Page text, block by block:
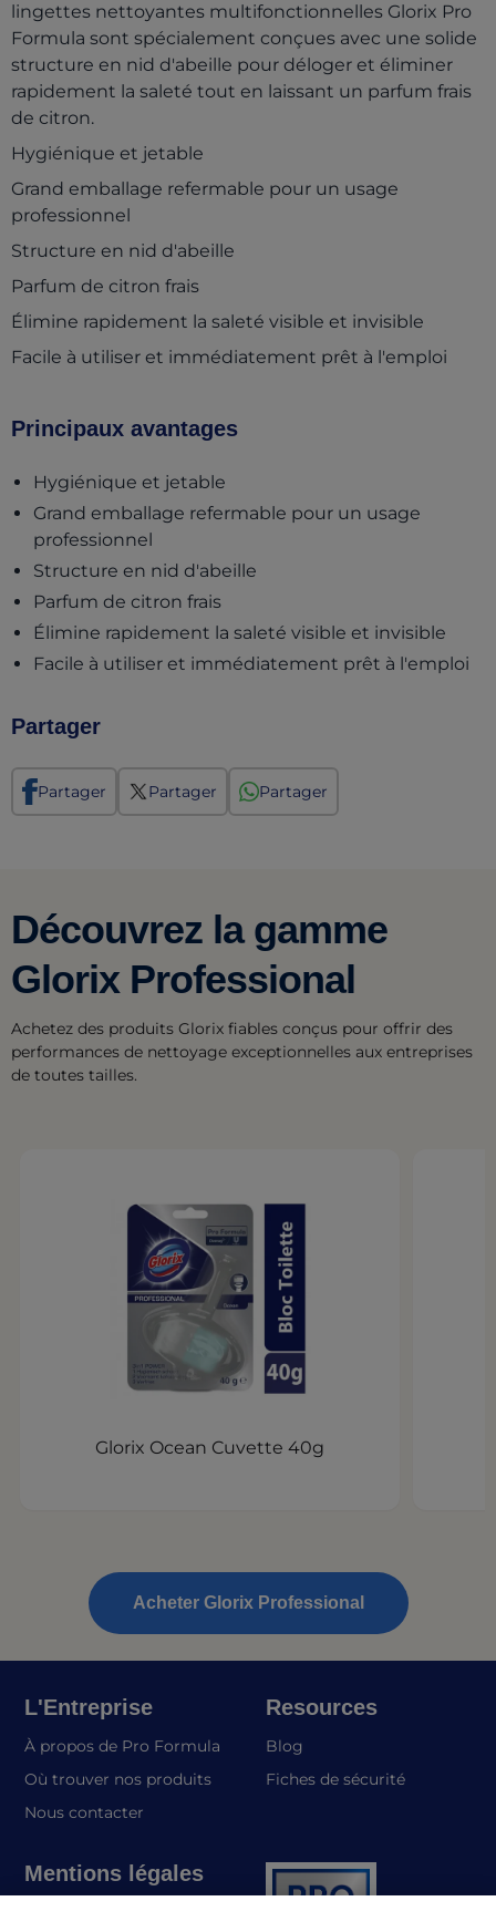
lingettes nettoyantes multifonctionnelles Glorix Pro
Formula sont spécialement conçues avec une solide
structure en nid d'abeille pour déloger et éliminer
rapidement la saleté tout en laissant un parfum frais
de citron.
Hygiénique et jetable
Grand emballage refermable pour un usage
professionnel
Structure en nid d'abeille
Parfum de citron frais
Élimine rapidement la saleté visible et invisible
Facile à utiliser et immédiatement prêt à l'emploi
Principaux avantages
Hygiénique et jetable
Grand emballage refermable pour un usage
professionnel
Structure en nid d'abeille
Parfum de citron frais
Élimine rapidement la saleté visible et invisible
Facile à utiliser et immédiatement prêt à l'emploi
Partager
Partager Partager Partager
Découvrez la gamme
Glorix Professional
Achetez des produits Glorix fiables conçus pour offrir des
performances de nettoyage exceptionnelles aux entreprises
de toutes tailles.
Glorix Ocean Cuvette 40g
Acheter Glorix Professional
L'Entreprise
À propos de Pro Formula
Où trouver nos produits
Nous contacter
Resources
Blog
Fiches de sécurité(opens in a
Mentions légales